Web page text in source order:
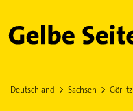
Gelbe Seiten
Deutschland Sachsen Görlitz